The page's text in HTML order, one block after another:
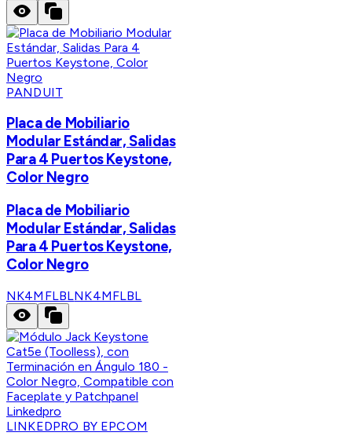
PANDUIT
Placa de Mobiliario
Modular Estándar, Salidas
Para 4 Puertos Keystone,
Color Negro
Placa de Mobiliario
Modular Estándar, Salidas
Para 4 Puertos Keystone,
Color Negro
NK4MFLBLNK4MFLBL
LINKEDPRO BY EPCOM